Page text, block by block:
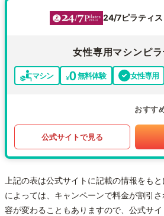
24/7ピラティス
女性専用マシンピ
マシン 無料体験 女性専用
おすす
公式サイトで見る
上記の表は公式サイトに記載の情報をも
によっては、キャンペーンで料金が割引
容が変わることもありますので、公式サイ